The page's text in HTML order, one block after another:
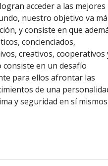
acceder a las mejores
nuestro objetivo va
y consiste en que
concienciados,
creativos, cooperativos
consiste en un desafío
para ellos afrontar las
de una
y seguridad en sí mismos